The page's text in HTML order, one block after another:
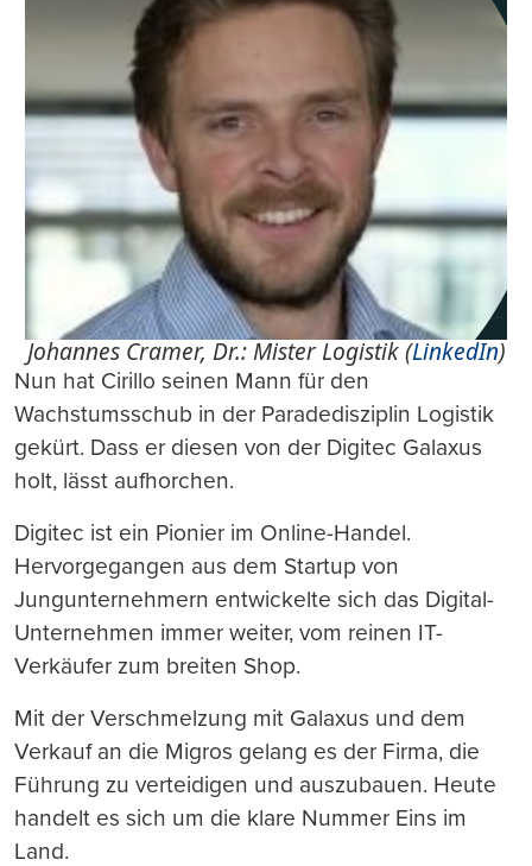
Johannes Cramer, Dr.: Mister Logistik (LinkedIn)
Nun hat Cirillo seinen Mann für den
Wachstumsschub in der Paradedisziplin Logistik
gekürt. Dass er diesen von der Digitec Galaxus
holt, lässt aufhorchen.
Digitec ist ein Pionier im Online-Handel.
Hervorgegangen aus dem Startup von
Jungunternehmern entwickelte sich das Digital-
Unternehmen immer weiter, vom reinen IT-
Verkäufer zum breiten Shop.
Mit der Verschmelzung mit Galaxus und dem
Verkauf an die Migros gelang es der Firma, die
Führung zu verteidigen und auszubauen. Heute
handelt es sich um die klare Nummer Eins im
Land.